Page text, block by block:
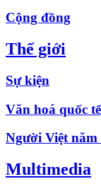
Cộng đồng
Thế giới
Sự kiện
Văn hoá quốc tế
Người Việt năm
Multimedia